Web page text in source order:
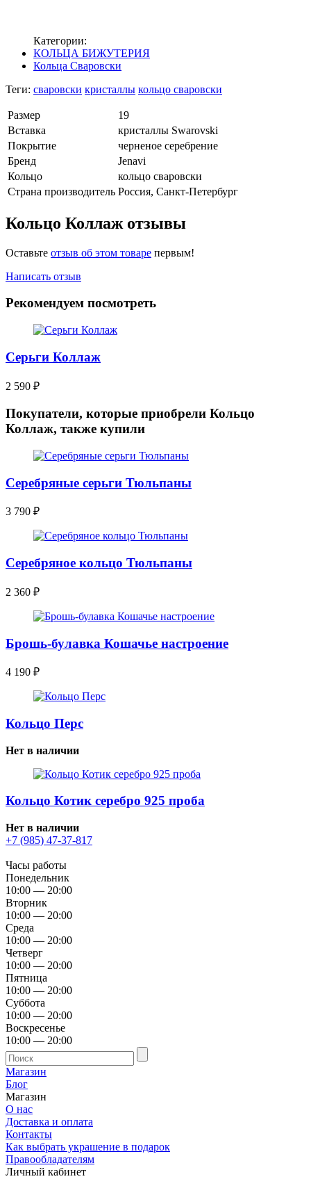
Категории:
КОЛЬЦА БИЖУТЕРИЯ
Кольца Сваровски
Теги: сваровски кристаллы кольцо сваровски
Размер
19
Вставка
кристаллы Swarovski
Покрытие
черненое серебрение
Бренд
Jenavi
Кольцо
кольцо сваровски
Страна производитель Россия, Санкт-Петербург
Кольцо Коллаж отзывы
Оставьте отзыв об этом товаре первым!
Написать отзыв
Рекомендуем посмотреть
Серьги Коллаж
2 590 ₽
Покупатели, которые приобрели Кольцо
Коллаж, также купили
Серебряные серьги Тюльпаны
3 790 ₽
Серебряное кольцо Тюльпаны
2 360 ₽
Брошь-булавка Кошачье настроение
4 190 ₽
Кольцо Перс
Нет в наличии
Кольцо Котик серебро 925 проба
Нет в наличии
+7 (985) 47-37-817
Часы работы
Понедельник
10:00 — 20:00
Вторник
10:00 — 20:00
Среда
10:00 — 20:00
Четверг
10:00 — 20:00
Пятница
10:00 — 20:00
Суббота
10:00 — 20:00
Воскресенье
10:00 — 20:00
Магазин
Блог
Магазин
О нас
Доставка и оплата
Контакты
Как выбрать украшение в подарок
Правообладателям
Личный кабинет